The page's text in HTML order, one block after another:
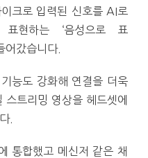
크로 입력된 신호를 AI로
현하는 ‘음성으로 표
갔습니다.
능도 강화해 연결을 더욱
트리밍 영상을 헤드셋에
.
통합했고 메신저 같은 채